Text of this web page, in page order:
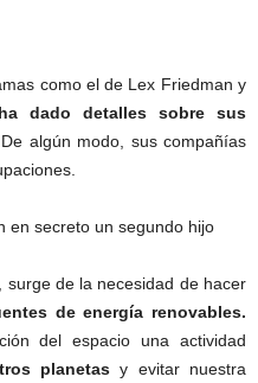
como el de Lex Friedman y
ha dado detalles sobre sus
De algún modo, sus compañías
surge de la necesidad de hacer
de energía renovables.
del espacio una actividad
planetas y evitar nuestra